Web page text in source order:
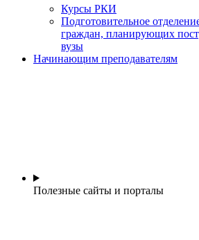
Курсы РКИ
Подготовительное
граждан, планирующих
вузы
Начинающим преподавателям
Полезные сайты и порталы